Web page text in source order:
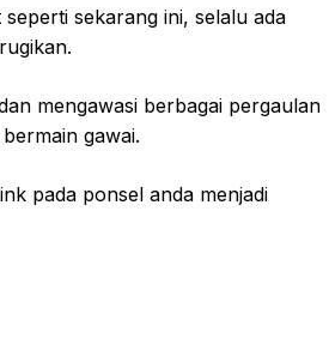
sekarang ini, selalu ada
mengawasi berbagai pergaulan
gawai.
pada ponsel anda menjadi